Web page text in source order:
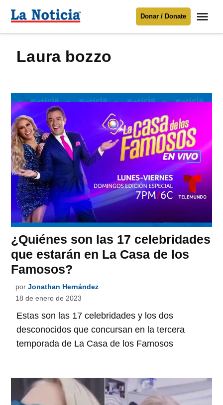
Para mantenerte informado necesitamos
contenido
Noticia
Donar / Donate
laura bozzo
¿Quiénes son las 17 celebridades
que estarán en La Casa de los
Famosos?
por Jonathan Hernández
18 de enero de 2023
Estas son las 17 celebridades y los dos
desconocidos que concursan en la tercera
temporada de La Casa de los Famosos